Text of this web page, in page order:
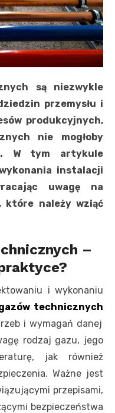
są niezwykle
przemysłu i
produkcyjnych,
nie mogłoby
W tym artykule
instalacji
uwagę na
które należy wziąć
–
i wykonaniu
technicznych
i wymagań danej
rodzaj gazu, jego
jak również
Ważne jest
przepisami,
bezpieczeństwa